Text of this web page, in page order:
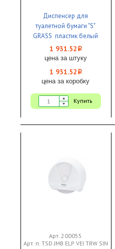
Диспенсер для
туалетной бумаги "S"
GRASS пластик белый
1/1
1 931.52 i
цена за штуку
1 931.52 i
цена за коробку
Купить
Арт. 200055
Арт. п. TSD JMB ELP VEI TRW SIN